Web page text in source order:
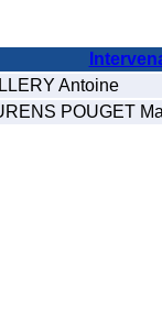
Antoine
POUGET